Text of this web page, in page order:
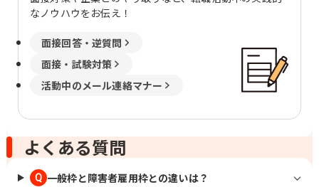
なノウハウをお伝え！
面接回答・逆質問
面接・試験対策
活動中のメール連絡マナー
よくある質問
Q 一般枠と障害者雇用枠との違いは？